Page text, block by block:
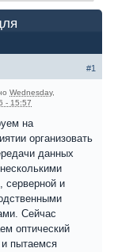
#1
Wednesday,
- 15:57
на
организовать
данных
серверной и
Сейчас
оптический
пытаемся